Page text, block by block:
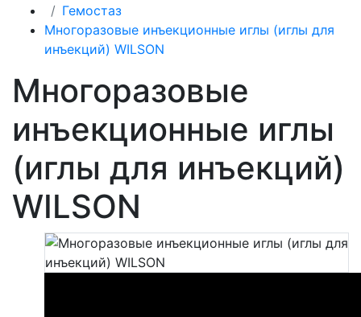
Гемостаз
Многоразовые инъекционные иглы (иглы для
инъекций) WILSON
Многоразовые
инъекционные иглы
(иглы для инъекций)
WILSON